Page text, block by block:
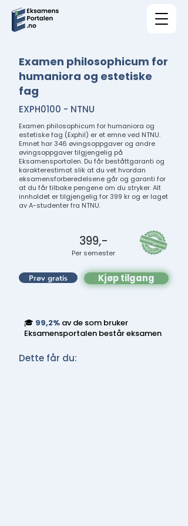
Examen philosophicum for
humaniora og estetiske
fag
EXPH0100 - NTNU
Examen philosophicum for humaniora og
estetiske fag (Exphil) er et emne ved NTNU.
Emnet har 346 øvingsoppgaver og andre
øvingsoppgaver tilgjengelig på
Eksamensportalen. Du får beståttgaranti og
karakterestimat slik at du vet hvordan
eksamensforberedelsene går og garanti for
at du får tilbake pengene om du stryker. Alt
innholdet er tilgjengelig for 399 kr og er laget
av A-studenter fra NTNU.
399,-
Per semester
Prøv gratis Kjøp tilgang
🎓 99,2% av de som bruker
Eksamensportalen består eksamen
Dette får du: